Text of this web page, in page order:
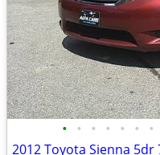
• • • • • • •